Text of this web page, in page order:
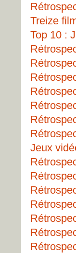
Treize
Top 10 :
Jeux